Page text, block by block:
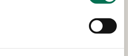
BE Heerjansdam